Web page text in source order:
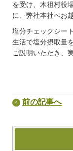
を受け、木祖村役
に、弊社本社へお
塩分チェックシー
生活で塩分摂取量
ご説明いただき、
前の記事へ